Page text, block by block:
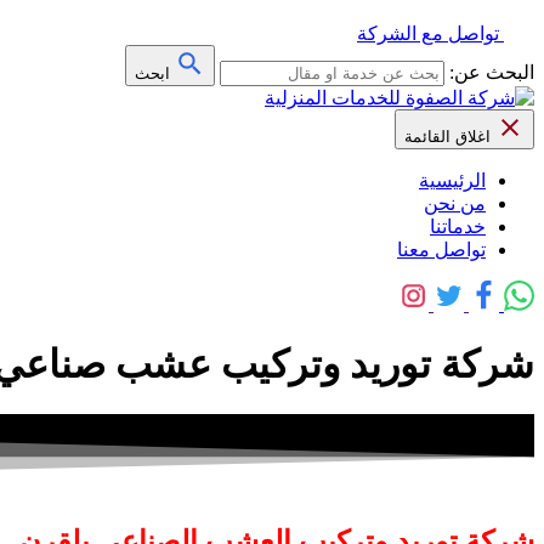
تواصل مع الشركة
البحث عن:
ابحث
اغلاق القائمة
الرئيسية
من نحن
خدماتنا
تواصل معنا
شركة توريد وتركيب عشب